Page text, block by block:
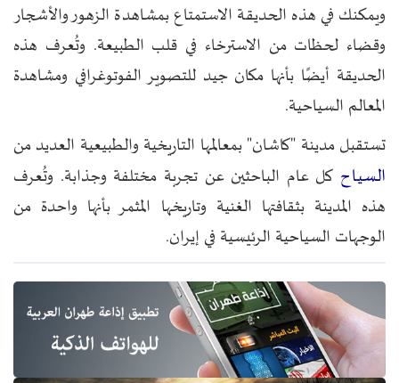
ويمكنك في هذه الحديقة الاستمتاع بمشاهدة الزهور والأشجار
وقضاء لحظات من الاسترخاء في قلب الطبيعة. وتُعرف هذه
الحديقة أيضًا بأنها مكان جيد للتصوير الفوتوغرافي ومشاهدة
المعالم السياحية.
تستقبل مدينة "كاشان" بمعالمها التاريخية والطبيعية العديد من
السياح كل عام الباحثين عن تجربة مختلفة وجذابة. وتُعرف
هذه المدينة بثقافتها الغنية وتاريخها المثمر بأنها واحدة من
الوجهات السياحية الرئيسية في إيران.